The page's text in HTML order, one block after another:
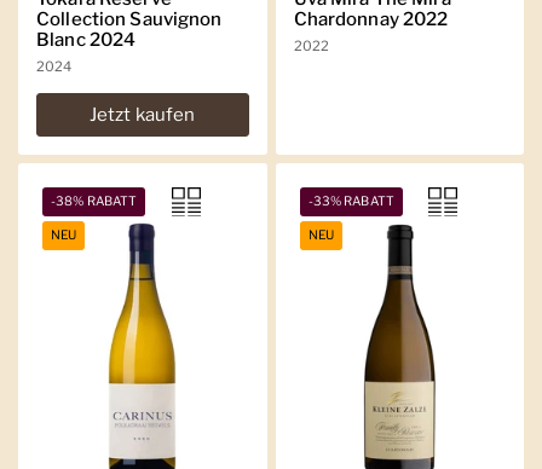
Collection Sauvignon
Blanc 2024
2024
Jetzt kaufen
Chardonnay 2022
2022
-38% RABATT
NEU
-33% RABATT
NEU